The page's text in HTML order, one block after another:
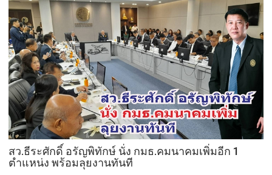
กรรมาธิการ
กิจการ
ทหาร
ด้าน
ความ
มั่นคง
แบบ
องค์
รวม
สว.ธีระศักดิ์ อรัญพิทักษ์ นั่ง กมธ.คมนาคมเพิ่มอีก 1
ตำแหน่ง พร้อมลุยงานทันที